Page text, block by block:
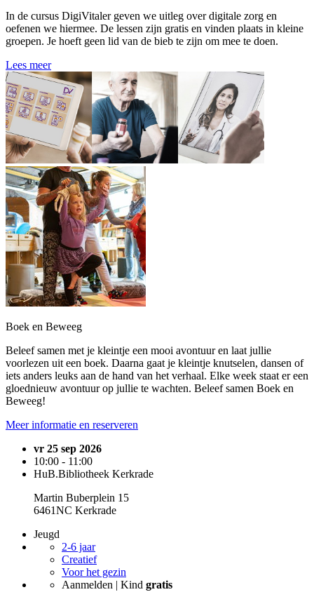
In de cursus DigiVitaler geven we uitleg over digitale zorg en
oefenen we hiermee. De lessen zijn gratis en vinden plaats in kleine
groepen. Je hoeft geen lid van de bieb te zijn om mee te doen.
Lees meer
Boek en Beweeg
Beleef samen met je kleintje een mooi avontuur en laat jullie
voorlezen uit een boek. Daarna gaat je kleintje knutselen, dansen of
iets anders leuks aan de hand van het verhaal. Elke week staat er een
gloednieuw avontuur op jullie te wachten. Beleef samen Boek en
Beweeg!
Meer informatie en reserveren
vr 25 sep 2026
10:00 - 11:00
HuB.Bibliotheek Kerkrade
Martin Buberplein 15
6461NC Kerkrade
Jeugd
2-6 jaar
Creatief
Voor het gezin
Aanmelden | Kind gratis